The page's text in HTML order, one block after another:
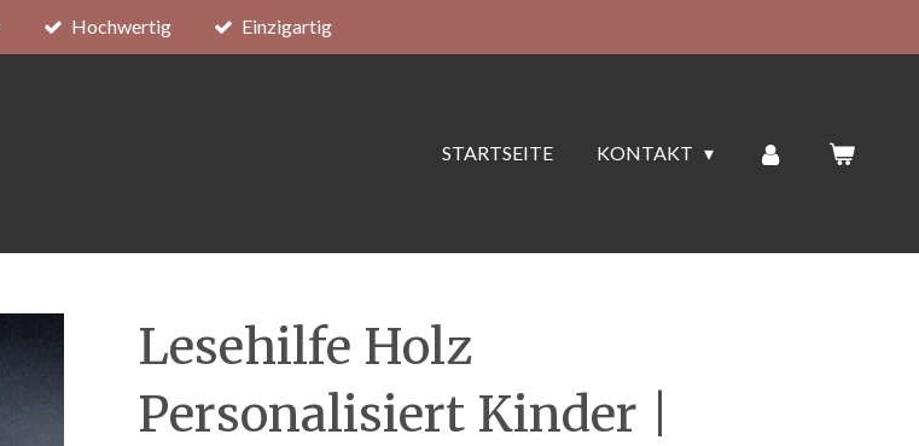
Hochwertig Einzigartig
STARTSEITE KONTAKT
Lesehilfe Holz
Personalisiert Kinder |